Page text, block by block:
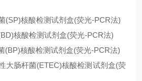
(SP)核酸检测试剂盒(荧光-PCR法)
核酸检测试剂盒(荧光-PCR法)
(BP)核酸检测试剂盒(荧光-PCR法)
大肠杆菌(ETEC)核酸检测试剂盒(荧